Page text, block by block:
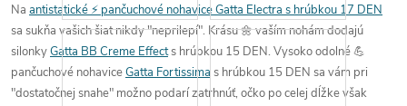
Na antistatické ⚡ pančuchové nohavice Gatta Electra s hrúbkou 17 DEN
sa sukňa vašich šiatnikdy"neprilepí". Krásu🌼 vašímnohámdodajú
silonkyGatta BB Creme Effects hrúbkou 15 DEN. Vysoko odolné 💪
pančuchové nohaviceGatta Fortissima s hrúbkou 15 DEN sa vám pri
"dostatočnej snahe" možno podarí zatrhnúť, očko po celej dĺžke však